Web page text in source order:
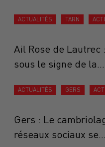
ACTUALITÉS TARN
Ail Rose de Lautrec
sous le signe de la...
ACTUALITÉS GERS
Gers : Le
réseaux sociaux se...